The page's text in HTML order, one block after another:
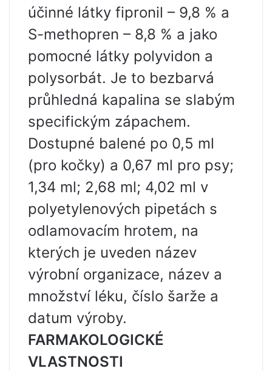
účinné látky fipronil – 9,8 % a
S-methopren – 8,8 % a jako
pomocné látky polyvidon a
polysorbát. Je to bezbarvá
průhledná kapalina se slabým
specifickým zápachem.
Dostupné balené po 0,5 ml
(pro kočky) a 0,67 ml pro psy;
1,34 ml; 2,68 ml; 4,02 ml v
polyetylenových pipetách s
odlamovacím hrotem, na
kterých je uveden název
výrobní organizace, název a
množství léku, číslo šarže a
datum výroby.
FARMAKOLOGICKÉ
VLASTNOSTI